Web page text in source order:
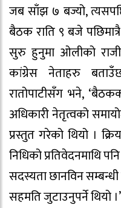
जब साँझ ७ बज्यो,
बैठक राति ९ बजे
सुरु हुनुमा ओलीको
कांग्रेस नेताहरु
रातोपाटीसँग भने,
अधिकारी नेतृत्वको
प्रस्तुत गरेको थियो ।
निधिको प्रतिवेदनमाथि
सदस्यता छानविन
सहमति जुटाउनुपर्ने थियो ।’